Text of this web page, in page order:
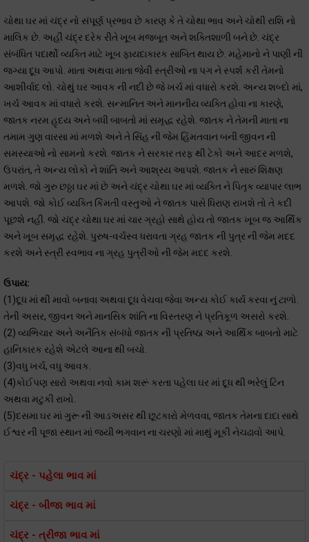
ચોથા ઘર માં ચંદ્ર નો સંપૂર્ણ પ્રભાવ છે કારણ કે તે ચોથા ભાવ અને ચોથી રાશિ નો
માલિક છે. અહીં ચંદ્ર દરેક રીતે ખૂબ મજબૂત અને શક્તિશાળી બને છે. ચંદ્ર
સંબંધિત પદાર્થો વ્યક્તિ માટે ખૂબ ફાયદાકારક સાબિત થાય છે. મહેમાનો ને પાણી ની
જગ્યા દૂધ આપો. માતા અથવા માતા જેવી સ્ત્રીઓ ના પગ ને સ્પર્શ કરી તેમનો
આશીર્વાદ લો. ચોથું ઘર આવક ની નદી છે જે ખર્ચ માં વધારો કરશે. અન્ય શબ્દો માં,
ખર્ચ આવક માં વધારો કરશે. સન્માનિત અને માનનીય વ્યક્તિ હોવા ના કારણે,
જાતક નરમ હૃદય અને બધી બાબતો માં સમૃદ્ધ રહેશે. જાતક ને તેમની માતા ના
તમામ ગુણ વારસા માં મળશે અને તે સિંહ ની જેમ હિંમતવાન બની જીવન ની
સમસ્યાઓ નો સામનો કરશે. જાતક ને સરકાર તરફ થી ટેકો અને આદર મળશે,
ઉપરાંત, તે અન્ય લોકો ને શાંતિ અને આશ્રય આપશે. જાતક ને સારું શિક્ષણ
મળશે. જો ગુરુ છઠ્ઠા ઘર માં છે અને ચંદ્ર ચોથા ઘર માં વ્યક્તિ ને પિતૃક વ્યાપાર લાભ
આપશે. જો કોઈ વ્યક્તિ કિંમતી વસ્તુઓ ને જાતક પાસે ધિરાણ રાખશે તો તે કદી
પૂછશે નહીં. જો ચંદ્ર ચોથા ઘર માં ચાર ગ્રહો સાથે હોય તો જાતક ખૂબ જ આર્થિક
અને ખૂબ સમૃદ્ધ રહેશે. પુરુષ-વર્ચસ્વ ધરાવતા ગ્રહ જાતક ની પુત્ર ની જેમ મદદ
કરશે અને સ્ત્રી સ્વભાવ ના ગ્રહ પુત્રીઓ ની જેમ મદદ કરશે.
ઉપાય:
(1)દૂધ માં થી માવો બનાવા અથવા દૂધ વેચવા જેવા અન્ય કોઈ કાર્ય કરવા નું ટાળો.
તેની અસર, જીવન અને માનસિક શાંતિ ના વિસ્તરણ ને પ્રતિકૂળ અસરો કરશે.
(2) વ્યભિચાર અને અનૈતિક સંબંધો જાતક ની પ્રતિષ્ઠા અને આર્થિક બાબતો માટે
હાનિકારક રહેશે એટલે આના થી બચો.
(3)વધુ ખર્ચ, વધુ આવક.
(4)કોઈપણ સારો અથવા નવો કામ શરૂં કરતા પહેલા ઘર માં દૂધ થી ભરેલું ટિન
અથવા મટુકી રાખો.
(5)દસમા ઘર માં ગુરૂ ની આડઅસર થી છૂટકારો મેળવવા, જાતક તેમના દાદા સાથે
ઈશ્વર ની પૂજા સ્થાન માં જયી ભગવાન ના ચરણો માં માથું મૂકી નેચઢાવો આપે.
ચંદ્ર - પહેલા ભાવ માં
ચંદ્ર - બીજા ભાવ માં
ચંદ્ર - ત્રીજા ભાવ માં